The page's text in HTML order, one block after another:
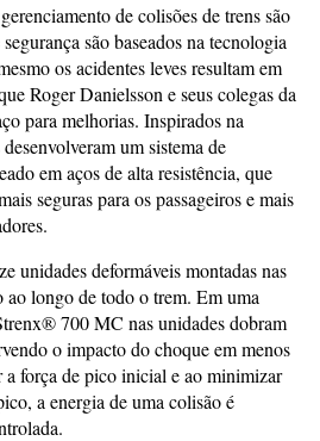
de colisões de trens são
são baseados na tecnologia
os acidentes leves resultam em
Roger Danielsson e seus colegas da
para melhorias. Inspirados na
um sistema de
em aços de alta resistência, que
seguras para os passageiros e mais
unidades deformáveis montadas nas
ao longo de todo o trem. Em uma
700 MC nas unidades dobram
o impacto do choque em menos
força de pico inicial e ao minimizar
a energia de uma colisão é